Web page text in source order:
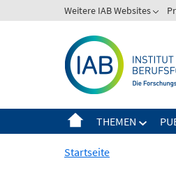
zum
Weitere IAB Websites
THEMEN
Startseite